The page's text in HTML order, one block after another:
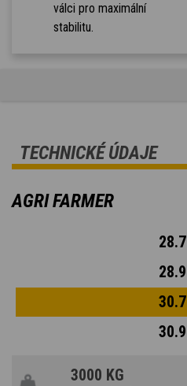
válci pro maximální
stabilitu.
TECHNICKÉ ÚDAJE
AGRI FARMER
28.7
28.9
30.7
30.9
3000 KG